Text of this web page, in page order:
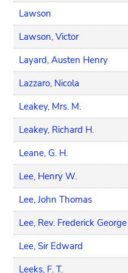
Lawson
Lawson, Victor
Layard, Austen Henry
Lazzaro, Nicola
Leakey, Mrs. M.
Leakey, Richard H.
Leane, G. H.
Lee, Henry W.
Lee, John Thomas
Lee, Rev. Frederick George
Lee, Sir Edward
Leeks, F. T.